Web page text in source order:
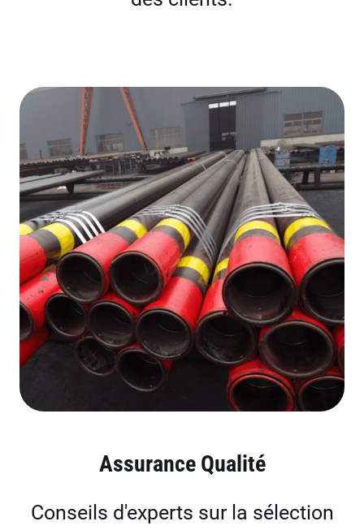
Assurance Qualité
Conseils d'experts sur la sélection